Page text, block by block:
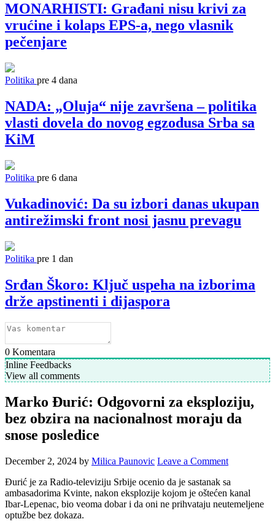
MONARHISTI: Građani nisu krivi za
vrućine i kolaps EPS-a, nego vlasnik
pečenjare
Politika pre 4 dana
NADA: „Oluja“ nije završena – politika
vlasti dovela do novog egzodusa Srba sa
KiM
Politika pre 6 dana
Vukadinović: Da su izbori danas ukupan
antirežimski front nosi jasnu prevagu
Politika pre 1 dan
Srđan Škoro: Ključ uspeha na izborima
drže apstinenti i dijaspora
0 Komentara
Inline Feedbacks
View all comments
Marko Đurić: Odgovorni za eksploziju,
bez obzira na nacionalnost moraju da
snose posledice
December 2, 2024 by Milica Paunovic Leave a Comment
Đurić je za Radio-televiziju Srbije ocenio da je sastanak sa
ambasadorima Kvinte, nakon eksplozije kojom je oštećen kanal
Ibar-Lepenac, bio veoma dobar i da oni ne prihvataju neutemeljene
optužbe bez dokaza.